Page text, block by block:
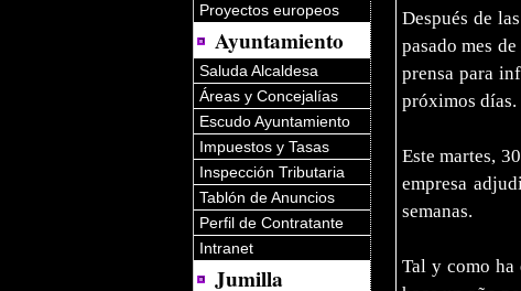
Proyectos europeos
Ayuntamiento
Saluda Alcaldesa
Áreas y Concejalías
Escudo Ayuntamiento
Impuestos y Tasas
Inspección Tributaria
Tablón de Anuncios
Perfil de Contratante
Intranet
Jumilla
Después de
pasado mes
prensa para
próximos días.
Este martes,
empresa
semanas.
Tal y como